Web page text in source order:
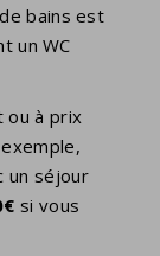
bains est
un WC
ou à prix
un séjour
si vous